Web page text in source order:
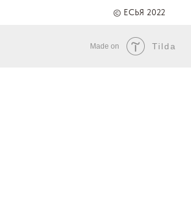
© ЕСЬЯ 2022
Made on Tilda